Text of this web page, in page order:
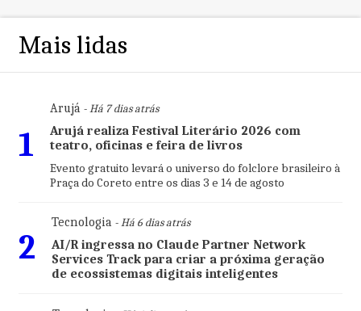
Mais lidas
1
Arujá- Há 7 dias atrás
Arujá realiza Festival Literário 2026 com
teatro, oficinas e feira de livros
Evento gratuito levará o universo do folclore brasileiro à
Praça do Coreto entre os dias 3 e 14 de agosto
2
Tecnologia- Há 6 dias atrás
AI/R ingressa no Claude Partner Network
Services Track para criar a próxima geração
de ecossistemas digitais inteligentes